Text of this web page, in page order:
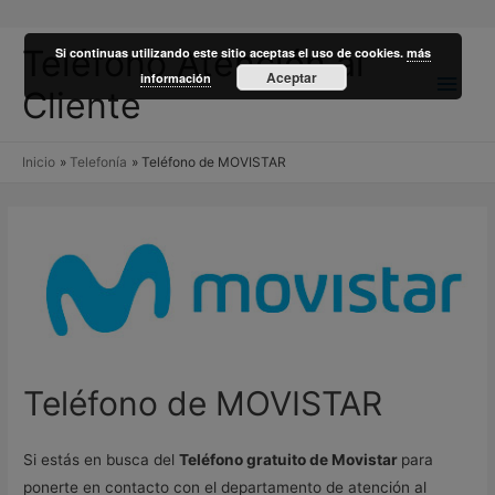
Teléfono Atención al
Cliente
Inicio Telefonía Teléfono de MOVISTAR
Teléfono de MOVISTAR
Si estás en busca delTeléfono gratuito de Movistar para
ponerte en contacto con el departamento de atención al
Si continuas utilizando este sitio aceptas el uso de cookies.más
información
Aceptar